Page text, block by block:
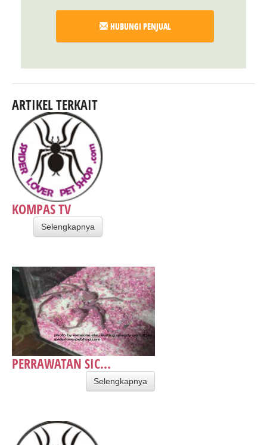
HUBUNGI PENJUAL
ARTIKEL TERKAIT
KOMPAS TV
Selengkapnya
PERRAWATAN SIC...
Selengkapnya